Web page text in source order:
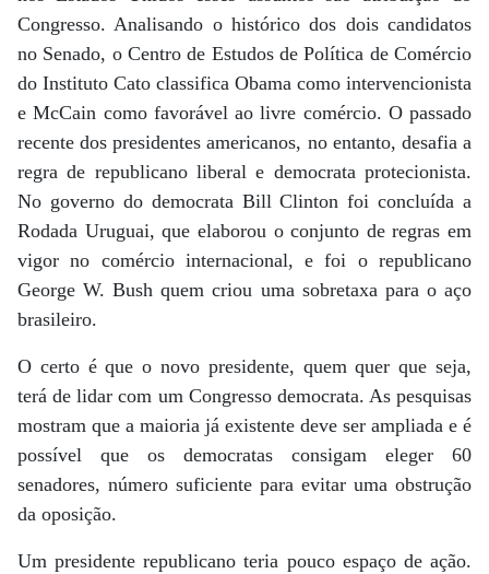
Congresso. Analisando o histórico dos dois candidatos
no Senado, o Centro de Estudos de Política de Comércio
do Instituto Cato classifica Obama como intervencionista
e McCain como favorável ao livre comércio. O passado
recente dos presidentes americanos, no entanto, desafia a
regra de republicano liberal e democrata protecionista.
No governo do democrata Bill Clinton foi concluída a
Rodada Uruguai, que elaborou o conjunto de regras em
vigor no comércio internacional, e foi o republicano
George W. Bush quem criou uma sobretaxa para o aço
brasileiro.
O certo é que o novo presidente, quem quer que seja,
terá de lidar com um Congresso democrata. As pesquisas
mostram que a maioria já existente deve ser ampliada e é
possível que os democratas consigam eleger 60
senadores, número suficiente para evitar uma obstrução
da oposição.
Um presidente republicano teria pouco espaço de ação.